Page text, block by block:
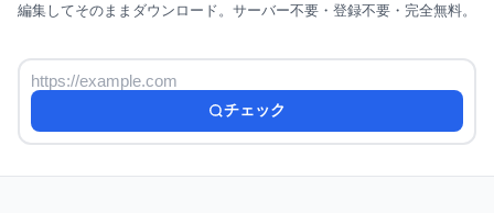
編集してそのままダウンロード。サーバー不要・登録不要・完全無料。
チェック